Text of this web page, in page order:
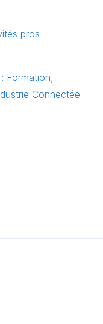
pros
Formation,
Connectée